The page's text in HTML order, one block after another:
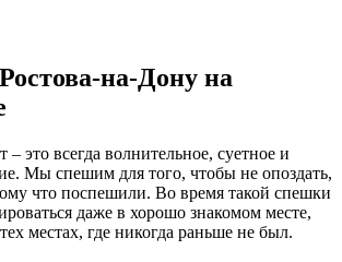
на-Дону на
– это всегда волнительное, суетное и
Мы спешим для того, чтобы не опоздать,
что поспешили. Во время такой спешки
даже в хорошо знакомом месте,
местах, где никогда раньше не был.